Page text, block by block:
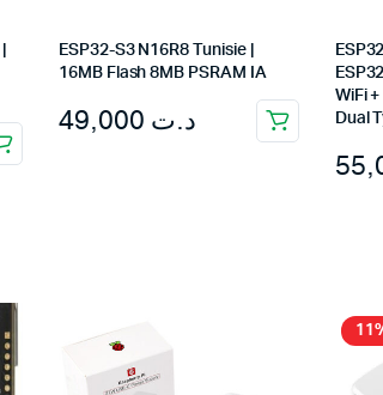
ESP32-S3 N16R8 Tunisie |
16MB Flash 8MB PSRAM IA
د.ت
WiFi
Dual